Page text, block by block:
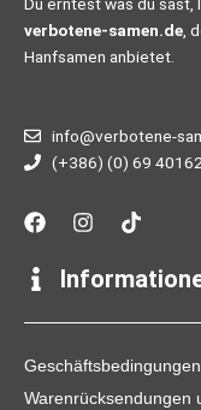
Du erntest was du
verbotene-samen.de,
Hanfsamen anbietet.
info@verbotene-
(+386) (0) 69
F
a
e
b
o
k
I
n
t
g
a
T
i
t
k
Geschäftsbedingungen
Warenrücksendungen